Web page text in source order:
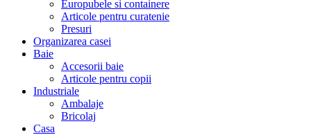
Europubele si containere
Articole pentru curatenie
Presuri
Organizarea casei
Baie
Accesorii baie
Articole pentru copii
Industriale
Ambalaje
Bricolaj
Casa